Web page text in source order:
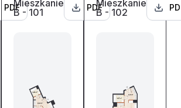
PDFMieszkanie
B - 101
PDFMieszkanie
B - 102